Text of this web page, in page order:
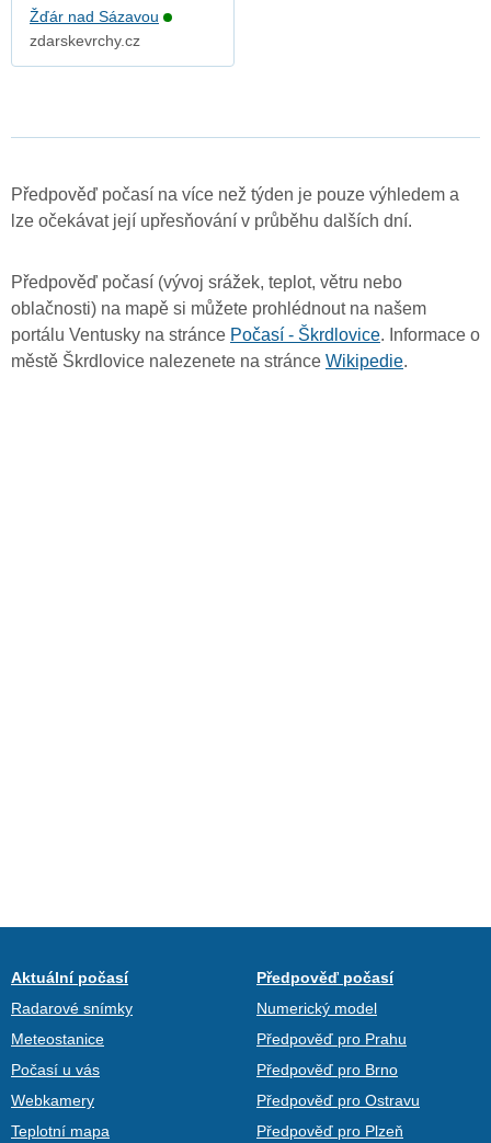
Žďár nad Sázavou
zdarskevrchy.cz
Předpověď počasí na více než týden je pouze výhledem a
lze očekávat její upřesňování v průběhu dalších dní.
Předpověď počasí (vývoj srážek, teplot, větru nebo
oblačnosti) na mapě si můžete prohlédnout na našem
portálu Ventusky na stránce Počasí - Škrdlovice. Informace o
městě Škrdlovice nalezenete na stránce Wikipedie.
Aktuální počasí
Radarové snímky
Meteostanice
Počasí u vás
Webkamery
Teplotní mapa
Předpověď počasí
Numerický model
Předpověď pro Prahu
Předpověď pro Brno
Předpověď pro Ostravu
Předpověď pro Plzeň